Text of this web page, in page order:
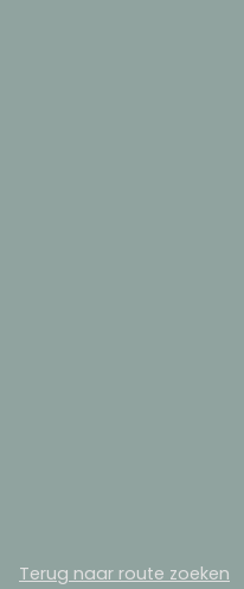
Terug naar route zoeken